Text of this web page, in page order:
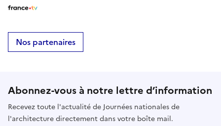
Nos partenaires
Abonnez-vous à notre lettre d’information
Recevez toute l'actualité de Journées nationales de
l'architecture directement dans votre boîte mail.